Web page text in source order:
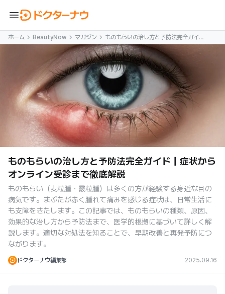
menu
ホーム BeautyNow マガジン
ものもらいの治し方と予防法完全ガイド
｜症状からオンライン受診まで徹底解説
ものもらいの治し方と予防法完全ガイド｜症状から
オンライン受診まで徹底解説
ものもらい（麦粒腫・霰粒腫）は多くの方が経験する身近な目の
病気です。まぶたが赤く腫れて痛みを感じる症状は、日常生活に
も支障をきたします。この記事では、ものもらいの種類、原因、
効果的な治し方から予防法まで、医学的根拠に基づいて詳しく解
説します。適切な対処法を知ることで、早期改善と再発予防につ
ながります。
ドクターナウ編集部 2025.09.16